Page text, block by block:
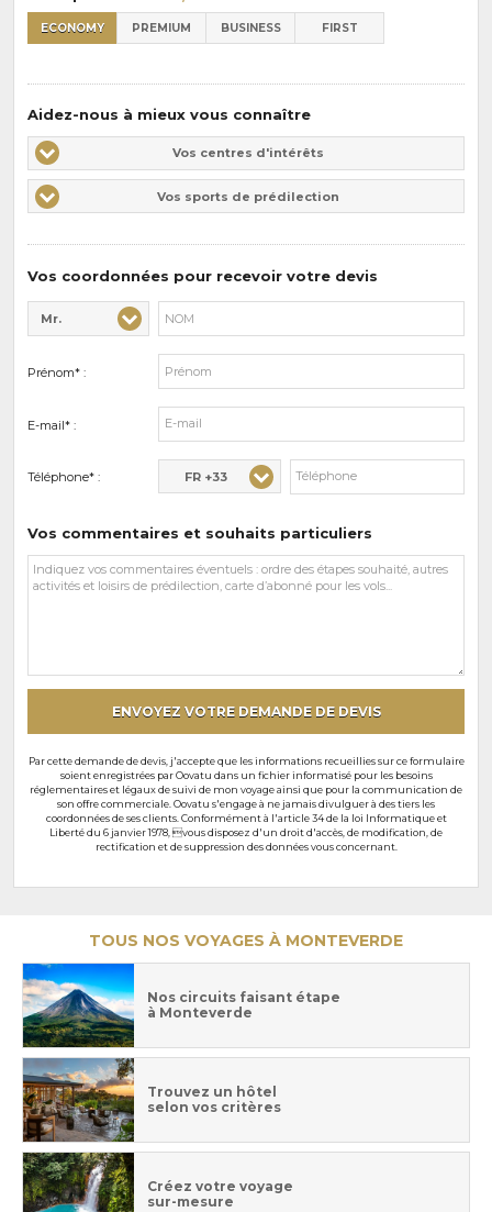
ECONOMY PREMIUM BUSINESS FIRST
Aidez-nous à mieux vous connaître
Vos
centres
d'intérêts
Vos centres d'intérêts
Vos
sports
de
Vos sports de prédilection
Vos coordonnées pour recevoir votre devis
Civilité* :
Mr.
Nom* :
Prénom* :
E-mail* :
Téléphone* : FR +33
Vos commentaires et souhaits particuliers
Vos
commentaires
ENVOYEZ VOTRE DEMANDE DE DEVIS
Par cette demande de devis, j'accepte que les informations recueillies sur ce formulaire
soient enregistrées par Oovatu dans un fichier informatisé pour les besoins
réglementaires et légaux de suivi de mon voyage ainsi que pour la communication de
son offre commerciale. Oovatu s'engage à ne jamais divulguer à des tiers les
coordonnées de ses clients. Conformément à l'article 34 de la loi Informatique et
Liberté du 6 janvier 1978, vous disposez d'un droit d'accès, de modification, de
rectification et de suppression des données vous concernant.
TOUS NOS VOYAGES À MONTEVERDE
Nos circuits faisant étape
à Monteverde
Trouvez un hôtel
selon vos critères
Créez votre voyage
sur-mesure